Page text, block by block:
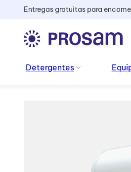
Entregas gratuitas para
kiehl
mopa
Detergentes